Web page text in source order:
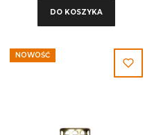
DO KOSZYKA
NOWOŚĆ